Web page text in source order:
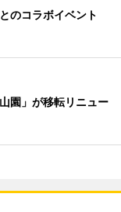
のコラボイベント
園」が移転リニュー